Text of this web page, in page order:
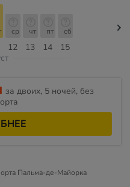
12
ср
13
чт
14
пт
15
сб
за двоих, 5 ночей, без
Пальма-де-Майорка